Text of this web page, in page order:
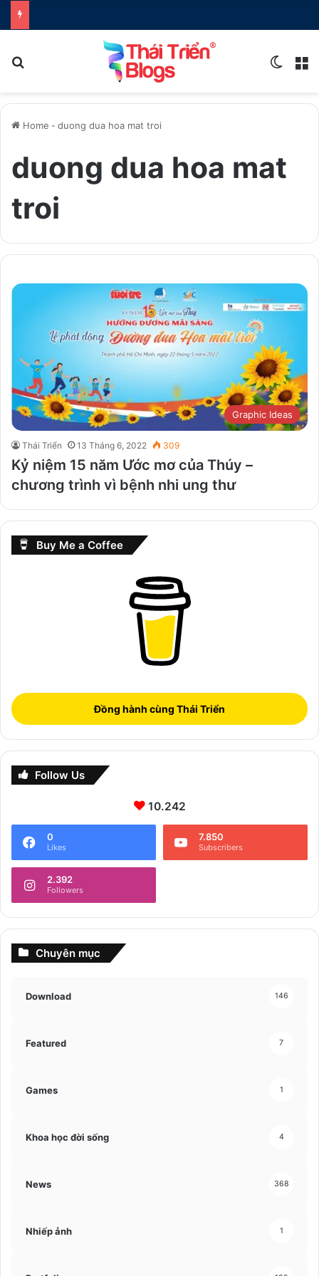
Home - duong dua hoa mat troi
duong dua hoa mat
troi
Graphic Ideas
Thái Triển 13 Tháng 6, 2022 309
Kỷ niệm 15 năm Ước mơ của Thúy –
chương trình vì bệnh nhi ung thư
Buy Me a Coffee
Đồng hành cùng Thái Triển
Follow Us
10.242
0
Likes
7.850
Subscribers
2.392
Followers
Chuyên mục
Download 146
Featured 7
Games 1
Khoa học đời sống 4
News 368
Nhiếp ảnh 1